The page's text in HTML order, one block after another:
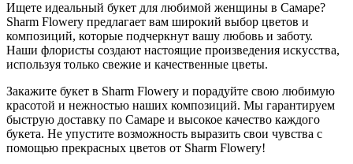
Ищете идеальный букет для любимой женщины в Самаре?
Sharm Flowery предлагает вам широкий выбор цветов и
композиций, которые подчеркнут вашу любовь и заботу.
Наши флористы создают настоящие произведения искусства,
используя только свежие и качественные цветы.
Закажите букет в Sharm Flowery и порадуйте свою любимую
красотой и нежностью наших композиций. Мы гарантируем
быструю доставку по Самаре и высокое качество каждого
букета. Не упустите возможность выразить свои чувства с
помощью прекрасных цветов от Sharm Flowery!